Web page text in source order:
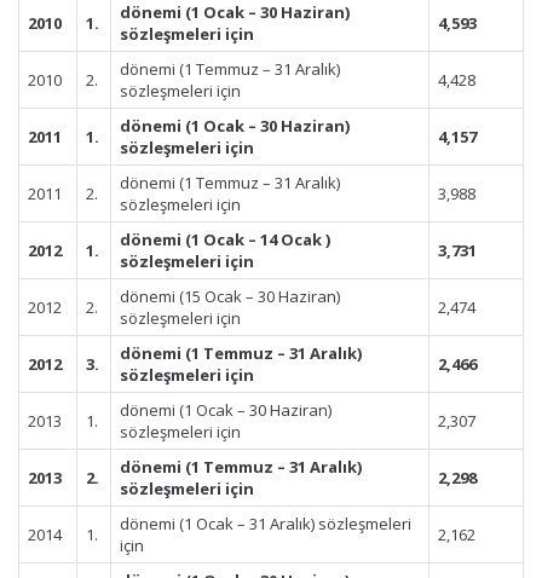
2010 1.
dönemi (1 Ocak – 30 Haziran)
sözleşmeleri için
4,593
2010 2.
dönemi (1 Temmuz – 31 Aralık)
sözleşmeleri için
4,428
2011 1.
dönemi (1 Ocak – 30 Haziran)
sözleşmeleri için
4,157
2011 2.
dönemi (1 Temmuz – 31 Aralık)
sözleşmeleri için
3,988
2012 1.
dönemi (1 Ocak – 14 Ocak )
sözleşmeleri için
3,731
2012 2.
dönemi (15 Ocak – 30 Haziran)
sözleşmeleri için
2,474
2012 3.
dönemi (1 Temmuz – 31 Aralık)
sözleşmeleri için
2,466
2013 1.
dönemi (1 Ocak – 30 Haziran)
sözleşmeleri için
2,307
2013 2.
dönemi (1 Temmuz – 31 Aralık)
sözleşmeleri için
2,298
2014 1.
dönemi (1 Ocak – 31 Aralık) sözleşmeleri
için
2,162